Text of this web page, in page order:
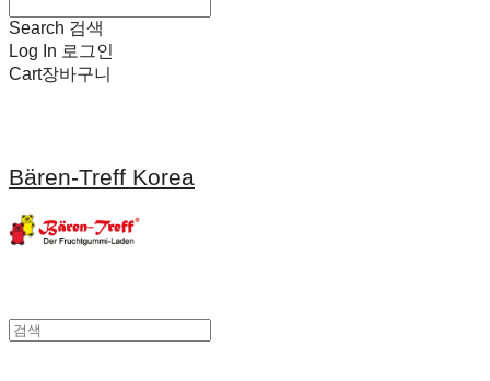
Search 검색
Log In 로그인
Cart장바구니
Bären-Treff Korea